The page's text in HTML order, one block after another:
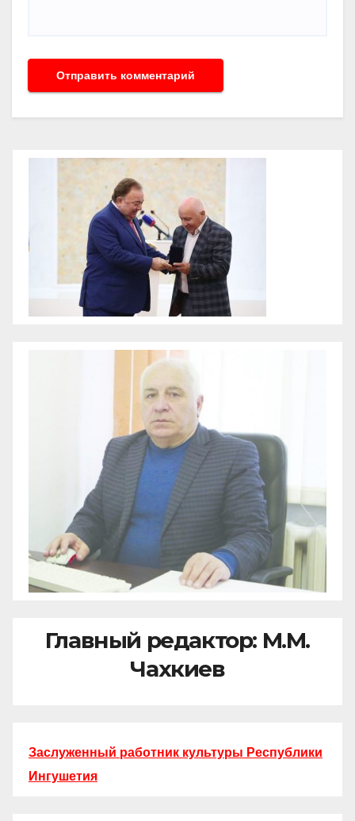
Главный редактор: М.М.
Чахкиев
Заслуженный работник культуры Республики
Ингушетия